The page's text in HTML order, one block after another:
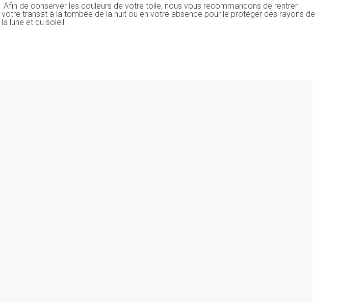
Afin de conserver les couleurs de votre toile, nous vous recommandons de rentrer
votre transat à la tombée de la nuit ou en votre absence pour le protéger des rayons de
la lune et du soleil.